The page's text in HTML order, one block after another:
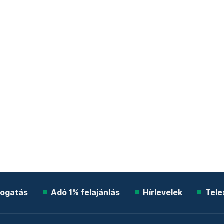
Adó 1% felajánlás Hírlevelek